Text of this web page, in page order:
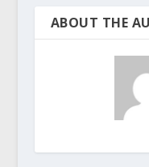
ABOUT THE